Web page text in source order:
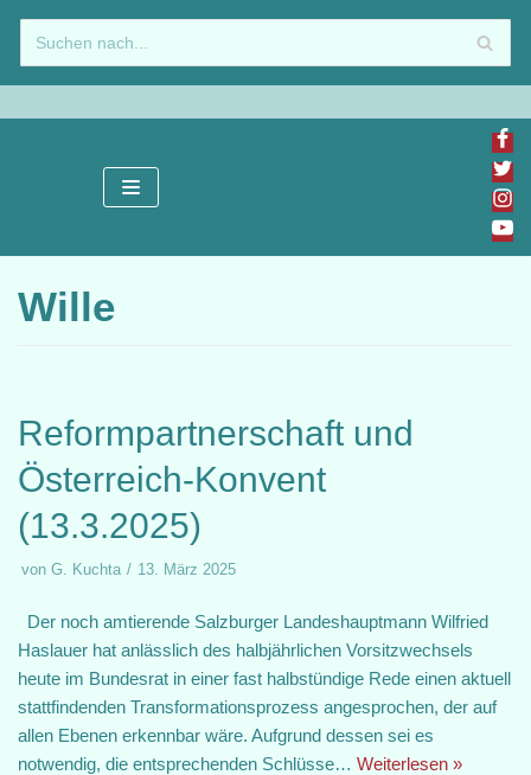
Zum
Inhalt
springen
Wille
Reformpartnerschaft und
Österreich-Konvent
(13.3.2025)
von G. Kuchta 13. März 2025
Der noch amtierende Salzburger Landeshauptmann Wilfried
Haslauer hat anlässlich des halbjährlichen Vorsitzwechsels
heute im Bundesrat in einer fast halbstündige Rede einen aktuell
stattfindenden Transformationsprozess angesprochen, der auf
allen Ebenen erkennbar wäre. Aufgrund dessen sei es
notwendig, die entsprechenden Schlüsse… Weiterlesen »